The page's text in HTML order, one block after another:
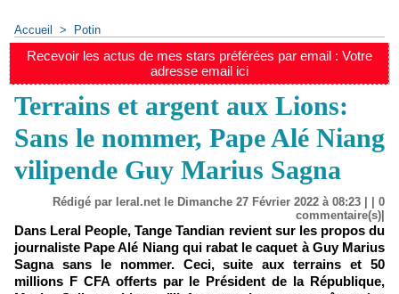
Accueil > Potin
Recevoir les actus de mes stars préférées par email : Votre
adresse email ici
Terrains et argent aux Lions:
Sans le nommer, Pape Alé Niang
vilipende Guy Marius Sagna
Rédigé par leral.net le Dimanche 27 Février 2022 à 08:23 | | 0
commentaire(s)|
Dans Leral People, Tange Tandian revient sur les propos du
journaliste Pape Alé Niang qui rabat le caquet à Guy Marius
Sagna sans le nommer. Ceci, suite aux terrains et 50
millions F CFA offerts par le Président de la République,